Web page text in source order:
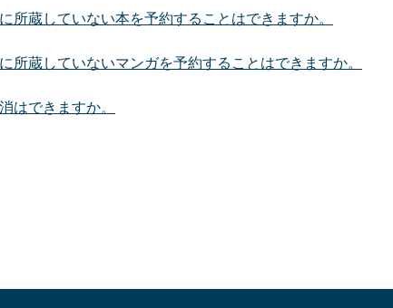
所蔵していない本を予約することはできますか。
所蔵していないマンガを予約することはできますか。
はできますか。